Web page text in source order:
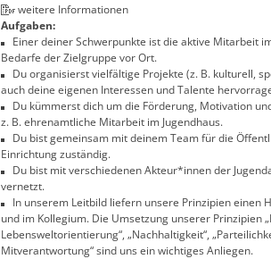
weitere Informationen
Aufgaben:
Einer deiner Schwerpunkte ist die aktive Mitarbeit
Bedarfe der Zielgruppe vor Ort.
Du organisierst vielfältige Projekte (z. B. kulturell,
auch deine eigenen Interessen und Talente
Du kümmerst dich um die Förderung, Motivation
z. B. ehrenamtliche Mitarbeit im Jugendhaus.
Du bist gemeinsam mit deinem Team für die
Einrichtung zuständig.
Du bist mit verschiedenen Akteur*innen der
vernetzt.
In unserem Leitbild liefern unsere Prinzipien einen
und im Kollegium. Die Umsetzung unserer Prinzipien
Lebensweltorientierung“, „Nachhaltigkeit“,
Mitverantwortung“ sind uns ein wichtiges Anliegen.